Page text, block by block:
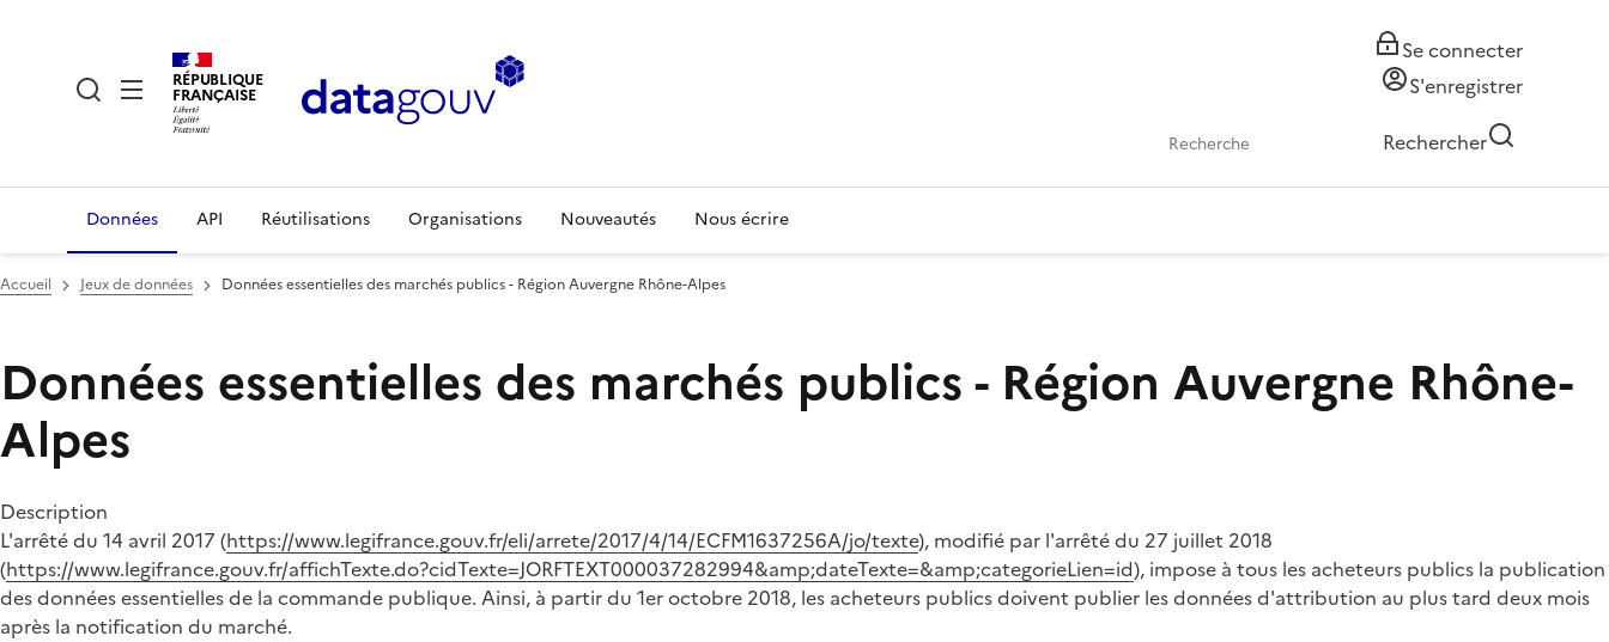
RÉPUBLIQUE
FRANÇAISE
Se connecter
S'enregistrer
Rechercher
Données API Réutilisations Organisations Nouveautés Nous écrire
Accueil Jeux de données Données essentielles des marchés publics - Région Auvergne Rhône-Alpes
Données essentielles des marchés publics - Région Auvergne Rhône-
Alpes
Description
L'arrêté du 14 avril 2017 (https://www.legifrance.gouv.fr/eli/arrete/2017/4/14/ECFM1637256A/jo/texte), modifié par l'arrêté du 27 juillet 2018
(https://www.legifrance.gouv.fr/affichTexte.do?cidTexte=JORFTEXT000037282994&amp;dateTexte=&amp;categorieLien=id), impose à tous les acheteurs publics la publication
des données essentielles de la commande publique. Ainsi, à partir du 1er octobre 2018, les acheteurs publics doivent publier les données d'attribution au plus tard deux mois
après la notification du marché.